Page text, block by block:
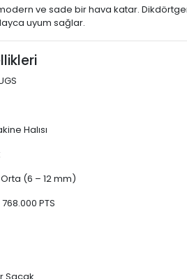
ve sade bir hava katar.
uyum sağlar.
Halısı
Orta (6 – 12 mm)
768.000 PTS